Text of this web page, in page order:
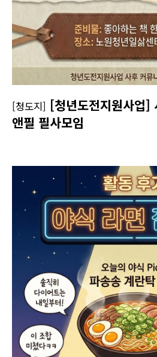
[청도지] [청년도전지원사업]
앤필 필사모임